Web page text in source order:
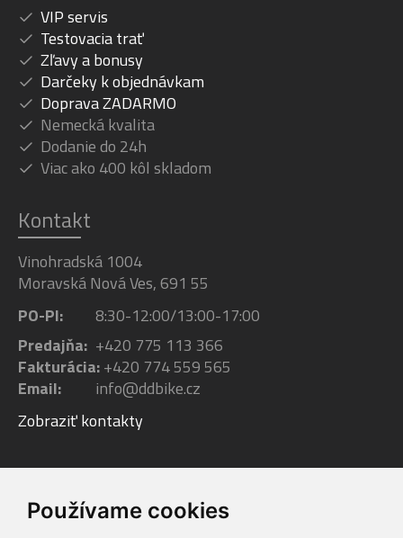
Používame cookies
VIP servis
Testovacia trať
Zľavy a bonusy
Darčeky k objednávkam
Doprava ZADARMO
Nemecká kvalita
Dodanie do 24h
Viac ako 400 kôl skladom
Kontakt
Vinohradská 1004
Moravská Nová Ves, 691 55
PO-PI:
8:30-12:00/13:00-17:00
Predajňa: +420 775 113 366
Fakturácia:+420 774 559 565
Email:
info@ddbike.cz
Zobraziť kontakty
Facebook Instagram